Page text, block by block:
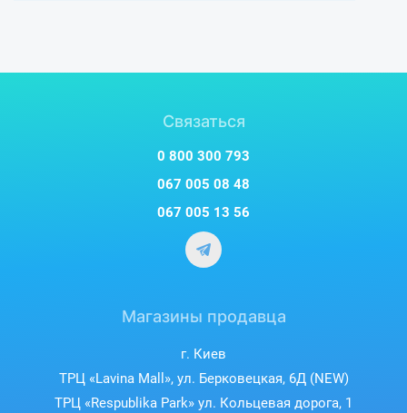
Связаться
0 800 300 793
067 005 08 48
067 005 13 56
Магазины продавца
г. Киев
ТРЦ «Lavina Mall», ул. Берковецкая, 6Д (NEW)
ТРЦ «Respublika Park» ул. Кольцевая дорога, 1